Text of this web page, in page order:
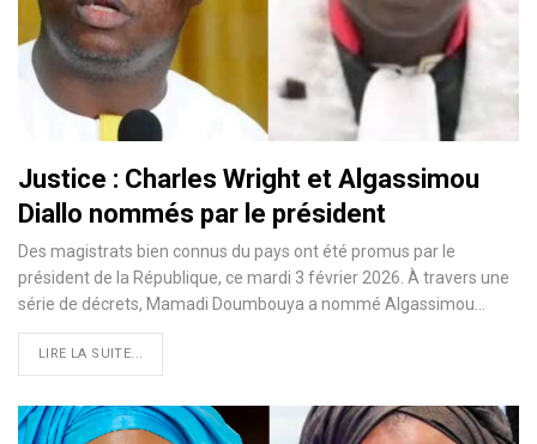
Justice : Charles Wright et Algassimou
Diallo nommés par le président
Des magistrats bien connus du pays ont été promus par le
président de la République, ce mardi 3 février 2026. À travers une
série de décrets, Mamadi Doumbouya a nommé Algassimou…
LIRE LA SUITE...